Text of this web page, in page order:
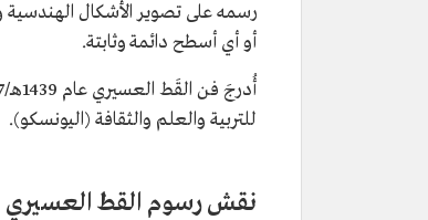
رسمه على تصوير الأشكال الهندسية
أو أي أسطح دائمة وثابتة.
للتربية والعلم والثقافة (اليونسكو).
نقش رسوم القط العسيري